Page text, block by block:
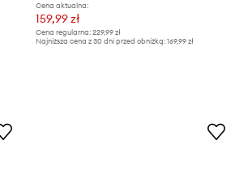
Cena aktualna:
159,99 zł
Cena regularna: 229,99 zł
Najniższa cena z 30 dni przed obniżką: 169,99 zł